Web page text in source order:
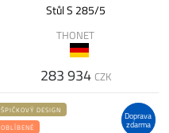
Stůl S 285/5
THONET
283 934 CZK
Doprava
zdarma
ŠPIČKOVÝ DESIGN
OBLÍBENÉ